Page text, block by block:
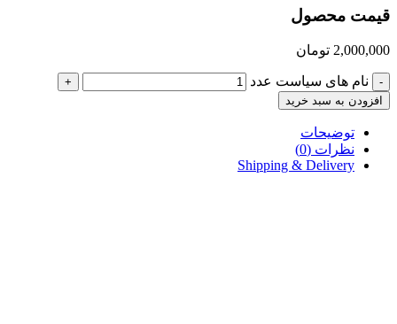
قیمت محصول
2,000,000 تومان
- نام های سیاست عدد
+
افزودن به سبد خرید
توضیحات
نظرات (0)
Shipping & Delivery